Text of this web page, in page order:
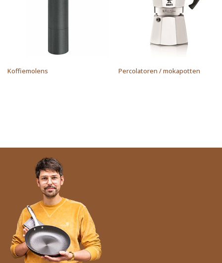
Koffiemolens Percolatoren / mokapotten